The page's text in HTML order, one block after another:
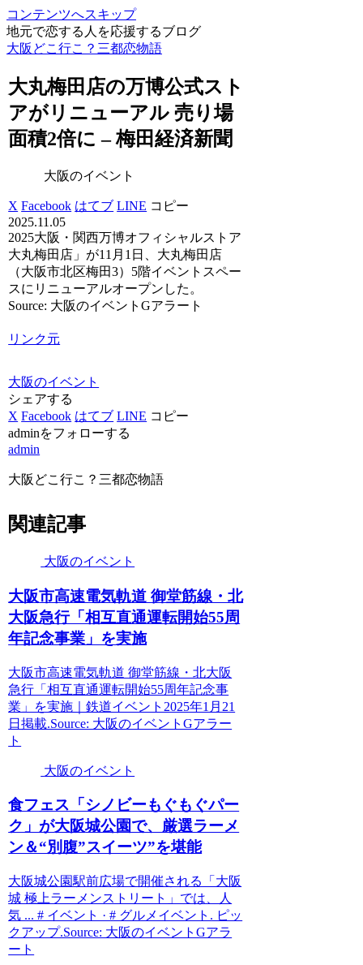
コンテンツへスキップ
地元で恋する人を応援するブログ
大阪どこ行こ？三都恋物語
大丸梅田店の万博公式スト
アがリニューアル 売り場
面積2倍に – 梅田経済新聞
大阪のイベント
X Facebook はてブ LINE コピー
2025.11.05
2025大阪・関西万博オフィシャルストア
大丸梅田店」が11月1日、大丸梅田店
（大阪市北区梅田3）5階イベントスペー
スにリニューアルオープンした。
Source: 大阪のイベントGアラート
リンク元
大阪のイベント
シェアする
X Facebook はてブ LINE コピー
adminをフォローする
admin
大阪どこ行こ？三都恋物語
関連記事
大阪のイベント
大阪市高速電気軌道 御堂筋線・北
大阪急行「相互直通運転開始55周
年記念事業」を実施
大阪市高速電気軌道 御堂筋線・北大阪
急行「相互直通運転開始55周年記念事
業」を実施｜鉄道イベント2025年1月21
日掲載.Source: 大阪のイベントGアラー
ト
大阪のイベント
食フェス「シノビーもぐもぐパー
ク」が大阪城公園で、厳選ラーメ
ン＆“別腹”スイーツ”を堪能
大阪城公園駅前広場で開催される「大阪
城 極上ラーメンストリート」では、人
気 ... # イベント · # グルメイベント. ピッ
クアップ.Source: 大阪のイベントGアラ
ート